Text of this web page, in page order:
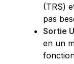
(TRS)
pas
Sortie
en un